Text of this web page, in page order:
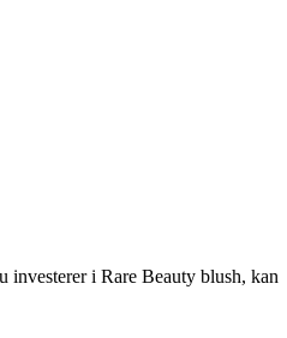
investerer i Rare Beauty blush, kan